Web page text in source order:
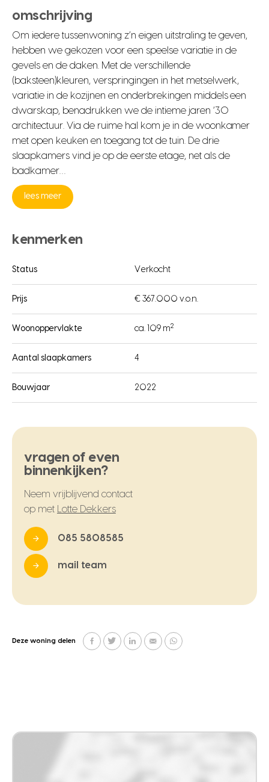
omschrijving
Om iedere tussenwoning z’n eigen uitstraling te geven,
hebben we gekozen voor een speelse variatie in de
gevels en de daken. Met de verschillende
(baksteen)kleuren, verspringingen in het metselwerk,
variatie in de kozijnen en onderbrekingen middels een
dwarskap, benadrukken we de intieme jaren ’30
architectuur. Via de ruime hal kom je in de woonkamer
met open keuken en toegang tot de tuin. De drie
slaapkamers vind je op de eerste etage, net als de
badkamer…
lees meer
kenmerken
Status Verkocht
Prijs € 367.000 v.o.n.
Woonoppervlakte ca. 109 m2
Aantal slaapkamers 4
Bouwjaar 2022
vragen of even
binnenkijken?
Neem vrijblijvend contact
op met
Lotte Dekkers
085 5808585
mail team
Deze woning delen